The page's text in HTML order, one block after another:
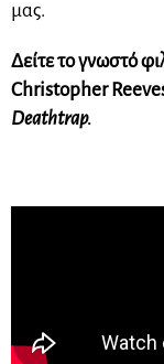
μας.
Δείτε το γνωστό
Christopher
Deathtrap.